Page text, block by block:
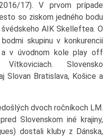
17). V prvom prípade
so ziskom jedného bodu
AIK Skelleftea. O
skupinu v konkurencii
a v úvodnom kole play off
Slovensko
Slovan Bratislava, Košice a
dvoch ročníkoch LM.
Slovenskom iné krajiny,
dostali kluby z Dánska,